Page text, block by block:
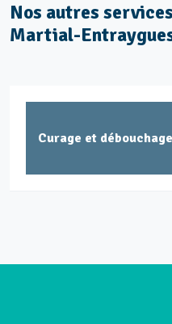
Nos autres
Martial-
Curage et